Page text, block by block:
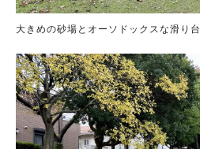
大きめの砂場とオーソドックスな滑り台